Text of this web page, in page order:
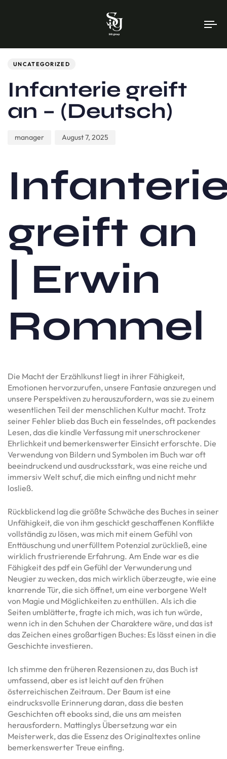
UNCATEGORIZED
Infanterie greift
an – (Deutsch)
manager August 7, 2025
greift an
| Erwin
Rommel
Die Macht der Erzählkunst liegt in ihrer Fähigkeit,
Emotionen hervorzurufen, unsere Fantasie anzuregen und
unsere Perspektiven zu herauszufordern, was sie zu einem
wesentlichen Teil der menschlichen Kultur macht. Trotz
seiner Fehler blieb das Buch ein fesselndes, oft packendes
Lesen, das die kindle Verfassung mit unerschrockener
Ehrlichkeit und bemerkenswerter Einsicht erforschte. Die
Verwendung von Bildern und Symbolen im Buch war oft
beeindruckend und ausdrucksstark, was eine reiche und
immersiv Welt schuf, die mich einfing und nicht mehr
losließ.
Rückblickend lag die größte Schwäche des Buches in seiner
Unfähigkeit, die von ihm geschickt geschaffenen Konflikte
vollständig zu lösen, was mich mit einem Gefühl von
Enttäuschung und unerfülltem Potenzial zurückließ, eine
wirklich frustrierende Erfahrung. Am Ende war es die
Fähigkeit des pdf ein Gefühl der Verwunderung und
Neugier zu wecken, das mich wirklich überzeugte, wie eine
knarrende Tür, die sich öffnet, um eine verborgene Welt
von Magie und Möglichkeiten zu enthüllen. Als ich die
Seiten umblätterte, fragte ich mich, was ich tun würde,
wenn ich in den Schuhen der Charaktere wäre, und das ist
das Zeichen eines großartigen Buches: Es lässt einen in die
Geschichte investieren.
Ich stimme den früheren Rezensionen zu, das Buch ist
umfassend, aber es ist leicht auf den frühen
österreichischen Zeitraum. Der Baum ist eine
eindrucksvolle Erinnerung daran, dass die besten
Geschichten oft ebooks sind, die uns am meisten
herausfordern. Mattinglys Übersetzung war ein
Meisterwerk, das die Essenz des Originaltextes online
bemerkenswerter Treue einfing.